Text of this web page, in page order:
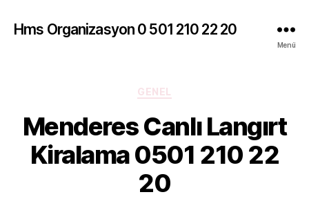
Hms Organizasyon 0 501 210 22 20
Menü
Kategoriler
GENEL
Menderes Canlı Langırt
Kiralama 0501 210 22
20